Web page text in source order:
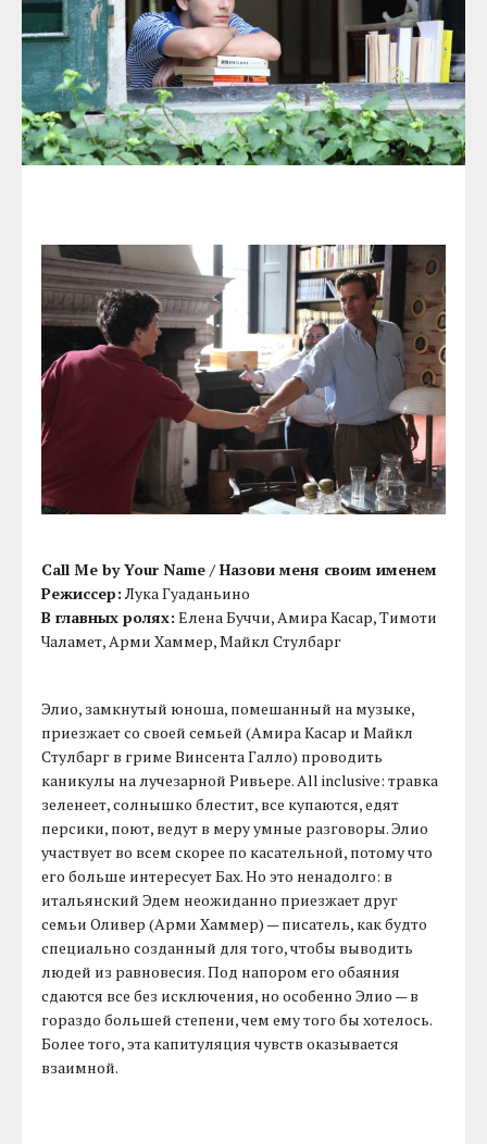
Call Me by Your Name / Назови меня своим именем
Режиссер:Лука Гуаданьино
В главных ролях: Елена Буччи, Амира Касар, Тимоти
Чаламет, Арми Хаммер, Майкл Стулбарг
Элио, замкнутый юноша, помешанный на музыке,
приезжает со своей семьей (Амира Касар и Майкл
Стулбарг в гриме Винсента Галло) проводить
каникулы на лучезарной Ривьере. All inclusive: травка
зеленеет, солнышко блестит, все купаются, едят
персики, поют, ведут в меру умные разговоры. Элио
участвует во всем скорее по касательной, потому что
его больше интересует Бах. Но это ненадолго: в
итальянский Эдем неожиданно приезжает друг
семьи Оливер (Арми Хаммер) — писатель, как будто
специально созданный для того, чтобы выводить
людей из равновесия. Под напором его обаяния
сдаются все без исключения, но особенно Элио — в
гораздо большей степени, чем ему того бы хотелось.
Более того, эта капитуляция чувств оказывается
взаимной.